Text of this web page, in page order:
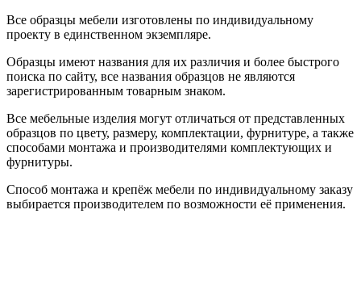
Все образцы мебели изготовлены по индивидуальному
проекту в единственном экземпляре.
Образцы имеют названия для их различия и более быстрого
поиска по сайту, все названия образцов не являются
зарегистрированным товарным знаком.
Все мебельные изделия могут отличаться от представленных
образцов по цвету, размеру, комплектации, фурнитуре, а также
способами монтажа и производителями комплектующих и
фурнитуры.
Способ монтажа и крепёж мебели по индивидуальному заказу
выбирается производителем по возможности её применения.